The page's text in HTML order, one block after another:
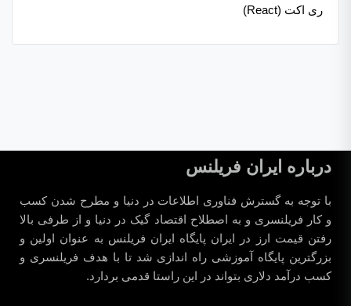
ری اکت (React)
درباره ایران فریلنس
با توجه به گسترش فناوری اطلاعات در دنیا و مطرح شدن کسب
و کار فریلنسری و به اصطلاح اقتصاد گیک در دنیا و از طرفی بالا
رفتن قیمت ارز در ایران پایگاه ایران فریلنس به عنوان اولین و
بزرگترین پایگاه آموزشی راه اندازی شد تا با هدف فریلنسری و
کسب درآمد دلاری بتواند در این راستا قدمی بردارد.